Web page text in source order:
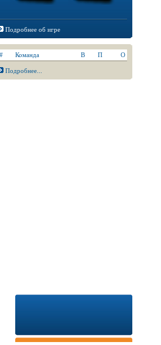
Подробнее об игре
# Команда В П О
Подробнее...